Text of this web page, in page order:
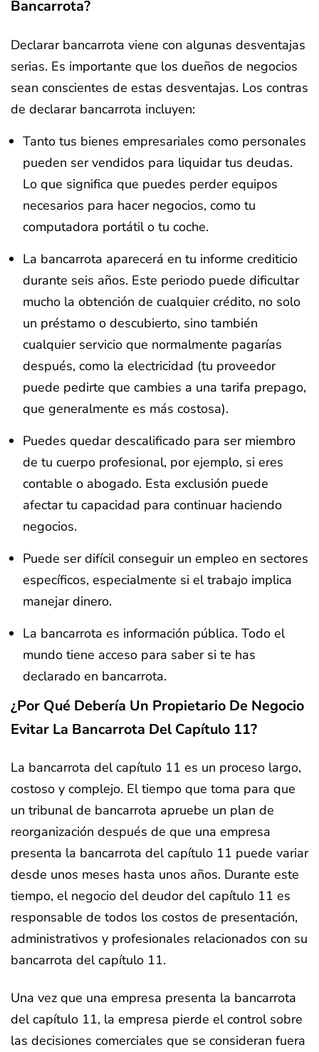
Bancarrota?
Declarar bancarrota viene con algunas desventajas
serias. Es importante que los dueños de negocios
sean conscientes de estas desventajas. Los contras
de declarar bancarrota incluyen:
Tanto tus bienes empresariales como personales
pueden ser vendidos para liquidar tus deudas.
Lo que significa que puedes perder equipos
necesarios para hacer negocios, como tu
computadora portátil o tu coche.
La bancarrota aparecerá en tu informe crediticio
durante seis años. Este periodo puede dificultar
mucho la obtención de cualquier crédito, no solo
un préstamo o descubierto, sino también
cualquier servicio que normalmente pagarías
después, como la electricidad (tu proveedor
puede pedirte que cambies a una tarifa prepago,
que generalmente es más costosa).
Puedes quedar descalificado para ser miembro
de tu cuerpo profesional, por ejemplo, si eres
contable o abogado. Esta exclusión puede
afectar tu capacidad para continuar haciendo
negocios.
Puede ser difícil conseguir un empleo en sectores
específicos, especialmente si el trabajo implica
manejar dinero.
La bancarrota es información pública. Todo el
mundo tiene acceso para saber si te has
declarado en bancarrota.
¿Por Qué Debería Un Propietario De Negocio
Evitar La Bancarrota Del Capítulo 11?
La bancarrota del capítulo 11 es un proceso largo,
costoso y complejo. El tiempo que toma para que
un tribunal de bancarrota apruebe un plan de
reorganización después de que una empresa
presenta la bancarrota del capítulo 11 puede variar
desde unos meses hasta unos años. Durante este
tiempo, el negocio del deudor del capítulo 11 es
responsable de todos los costos de presentación,
administrativos y profesionales relacionados con su
bancarrota del capítulo 11.
Una vez que una empresa presenta la bancarrota
del capítulo 11, la empresa pierde el control sobre
las decisiones comerciales que se consideran fuera